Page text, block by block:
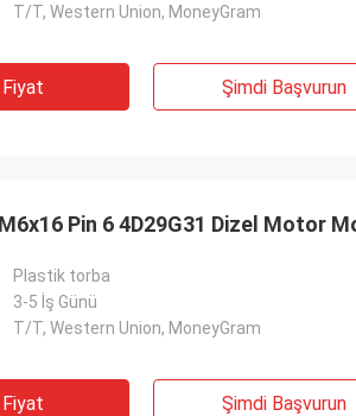
T/T, Western Union, MoneyGram
Şimdi Başvurun
Pin 6 4D29G31 Dizel Motor
Plastik torba
3-5 İş Günü
T/T, Western Union, MoneyGram
Şimdi Başvurun